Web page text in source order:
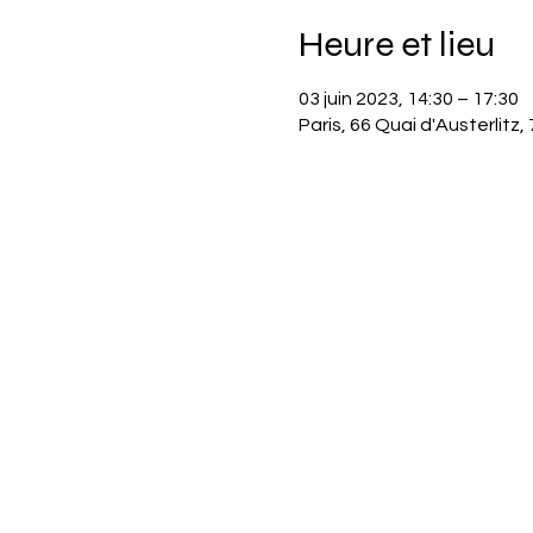
Heure et lieu
03 juin 2023, 14:30 – 17:30
Paris, 66 Quai d'Austerlitz,